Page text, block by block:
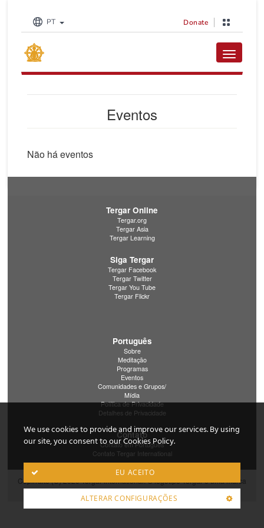
PT Donate
Toggle
Eventos
Não há eventos
Tergar Online
Tergar.org
Tergar Asia
Tergar Learning
Siga Tergar
Tergar Facebook
Tergar Twitter
Tergar You Tube
Tergar Flickr
Português
Sobre
Meditação
Programas
Eventos
Comunidades e Grupos/
Mídia
Política de Privacidade
Detalhes de Privacidade
Contato
Contato em Português
Contato Tergar International
Copirraite (C) 2020 Tergar international. O logotipo Tergar é uma marca
de serviço registrada de Tergar International.
We use cookies to provide and improve our services. By using
our site, you consent to our Cookies Policy.
EU ACEITO
ALTERAR CONFIGURAÇÕES